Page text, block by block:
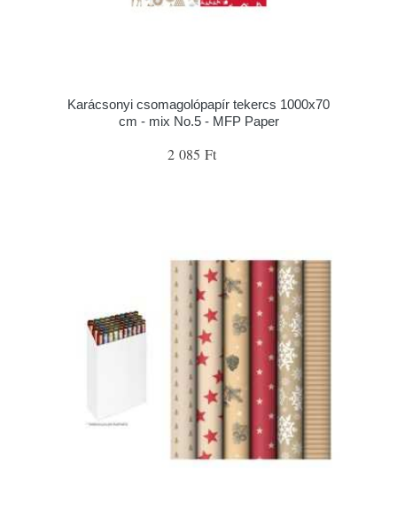
Karácsonyi csomagolópapír tekercs 1000x70
cm - mix No.5 - MFP Paper
2 085 Ft